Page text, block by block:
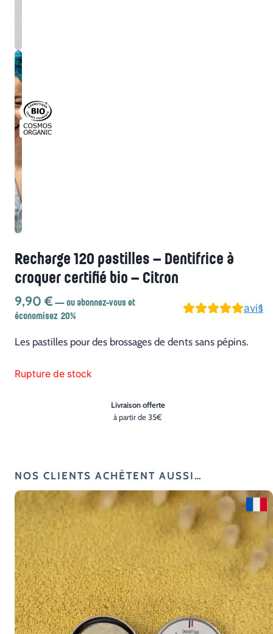
Recharge 120 pastilles – Dentifrice à
croquer certifié bio – Citron
9,90 € — ou abonnez-vous et
économisez 20%
1
avis
Les pastilles pour des brossages de dents sans pépins.
Rupture de stock
Livraison offerte
à partir de 35€
NOS CLIENTS ACHÈTENT AUSSI…